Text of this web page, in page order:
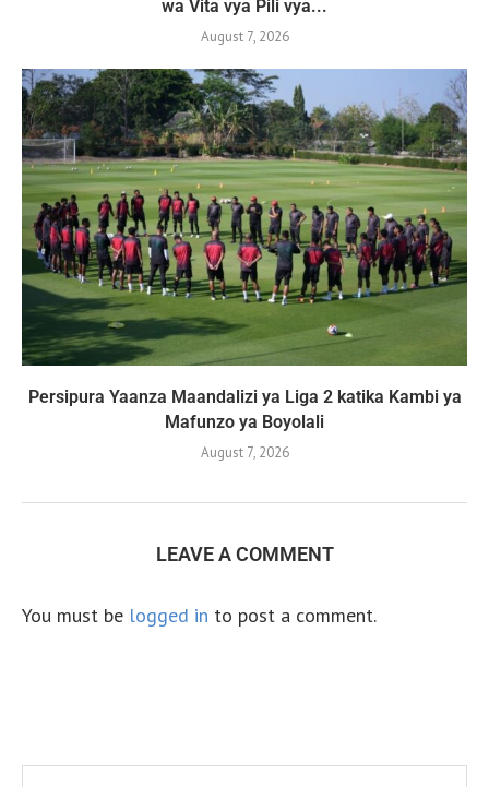
wa Vita vya Pili vya...
August 7, 2026
Persipura Yaanza Maandalizi ya Liga 2 katika Kambi ya
Mafunzo ya Boyolali
August 7, 2026
LEAVE A COMMENT
You must be logged in to post a comment.